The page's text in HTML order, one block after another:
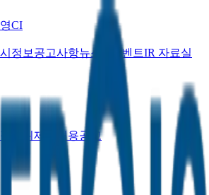
CI
정보 공고사항뉴스&이벤트IR 자료실
정행위제보 채용공고